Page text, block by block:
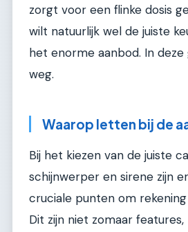
zorgt voor een flinke dosis
wilt natuurlijk wel de juiste
het enorme aanbod. In
weg.
Waarop letten bij de
Bij het kiezen van de juiste
schijnwerper en sirene zijn
cruciale punten om
Dit zijn niet zomaar features,